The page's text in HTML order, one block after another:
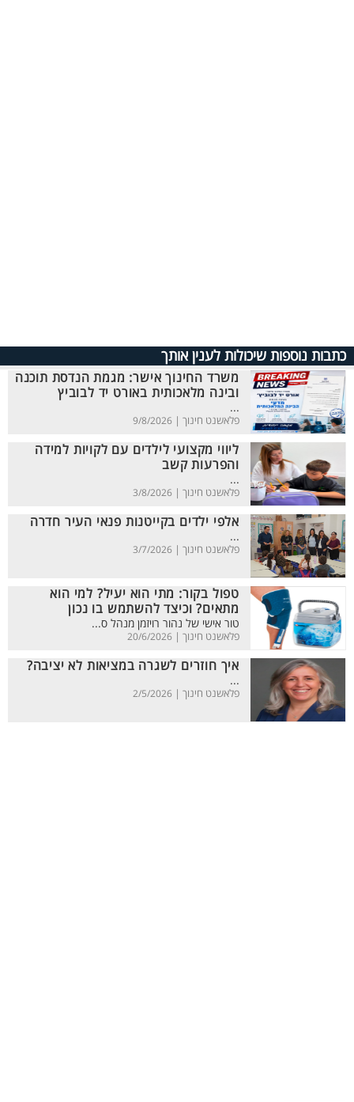
כתבות נוספות שיכולות לענין אותך
משרד החינוך אישר: מגמת הנדסת תוכנה
ובינה מלאכותית באורט יד לבוביץ
...
פלאשנט חינוך | 9/8/2026
ליווי מקצועי לילדים עם לקויות למידה
והפרעות קשב
...
פלאשנט חינוך | 3/8/2026
אלפי ילדים בקייטנות פנאי העיר חדרה
...
פלאשנט חינוך | 3/7/2026
טפול בקור: מתי הוא יעיל? למי הוא
מתאים? וכיצד להשתמש בו נכון
טור אישי של נהור רויזמן מנהל ס...
פלאשנט חינוך | 20/6/2026
איך חוזרים לשגרה במציאות לא יציבה?
...
פלאשנט חינוך | 2/5/2026